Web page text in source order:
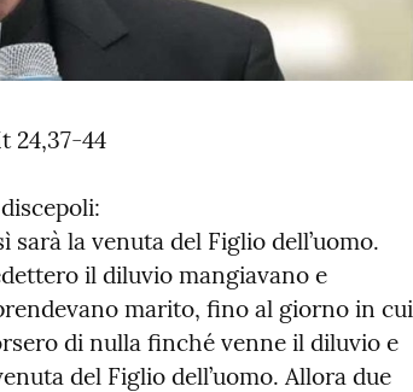
24,37-44
la venuta del Figlio dell’uomo.
il diluvio mangiavano e
marito, fino al giorno in cui
di nulla finché venne il diluvio e
del Figlio dell’uomo. Allora due